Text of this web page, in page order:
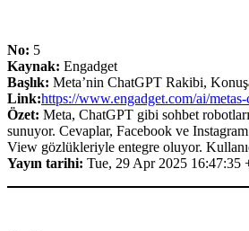
No: 5
Kaynak: Engadget
Başlık: Meta’nin ChatGPT Rakibi,
Link:https://www.engadget.com/ai/
Özet: Meta, ChatGPT gibi sohbet
sunuyor. Cevaplar, Facebook ve
View gözlükleriyle entegre oluyor.
Yayın tarihi: Tue, 29 Apr 2025 16:47:35